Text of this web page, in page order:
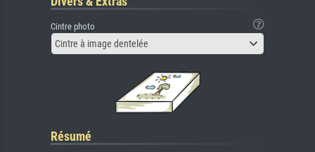
Cintre photo
Cintre à image dentelée
Résumé